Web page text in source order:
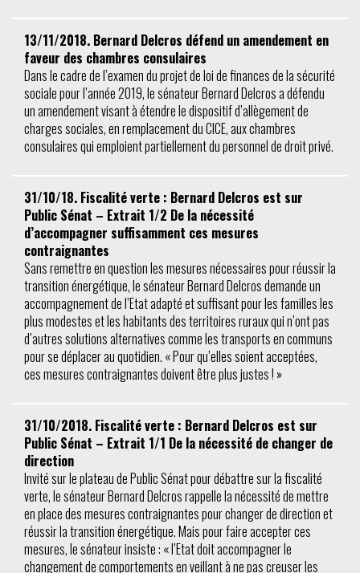
13/11/2018. Bernard Delcros défend un amendement en
faveur des chambres consulaires
Dans le cadre de l’examen du projet de loi de finances de la sécurité
sociale pour l’année 2019, le sénateur Bernard Delcros a défendu
un amendement visant à étendre le dispositif d’allègement de
charges sociales, en remplacement du CICE, aux chambres
consulaires qui emploient partiellement du personnel de droit privé.
31/10/18. Fiscalité verte : Bernard Delcros est sur
Public Sénat – Extrait 1/2 De la nécessité
d’accompagner suffisamment ces mesures
contraignantes
Sans remettre en question les mesures nécessaires pour réussir la
transition énergétique, le sénateur Bernard Delcros demande un
accompagnement de l’Etat adapté et suffisant pour les familles les
plus modestes et les habitants des territoires ruraux qui n’ont pas
d’autres solutions alternatives comme les transports en communs
pour se déplacer au quotidien. « Pour qu’elles soient acceptées,
ces mesures contraignantes doivent être plus justes ! »
31/10/2018. Fiscalité verte : Bernard Delcros est sur
Public Sénat – Extrait 1/1 De la nécessité de changer de
direction
Invité sur le plateau de Public Sénat pour débattre sur la fiscalité
verte, le sénateur Bernard Delcros rappelle la nécessité de mettre
en place des mesures contraignantes pour changer de direction et
réussir la transition énergétique. Mais pour faire accepter ces
mesures, le sénateur insiste : « l’Etat doit accompagner le
changement de comportements en veillant à ne pas creuser les